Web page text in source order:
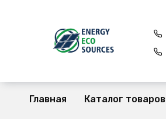
содержанию
Главная Каталог товаров